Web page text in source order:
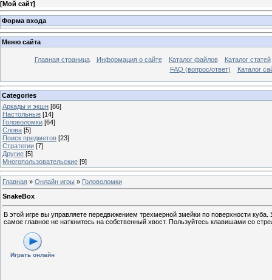
[Мой сайт]
Форма входа
Меню сайта
Главная страница Информация о сайте Каталог файлов
Каталог статей
FAQ (вопрос/ответ)
Каталог
Categories
Аркады и экшн [86]
Настольные [14]
Головоломки [64]
Слова [5]
Поиск предметов [23]
Стратегии [7]
Другие [5]
Многопользовательские [9]
Главная » Онлайн игры » Головоломки
SnakeBox
В этой игре вы управляете передвижением трехмерной змейки по поверхности
самое главное не наткнитесь на собственный хвост. Пользуйтесь клавишами со
Играть онлайн